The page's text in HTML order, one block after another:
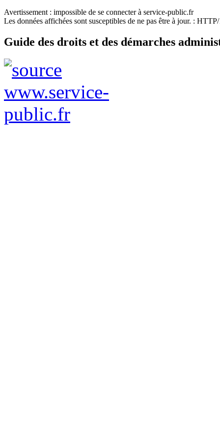
Avertissement : impossible de se connecter à service-public.fr
Les données affichées sont susceptibles de ne pas être à jour. :
Guide des droits et des démarches